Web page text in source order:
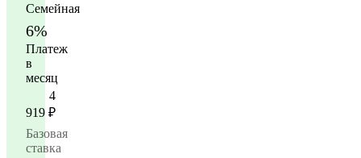
Семейная
6%
Платеж
в
месяц
4
919 ₽
Базовая
ставка